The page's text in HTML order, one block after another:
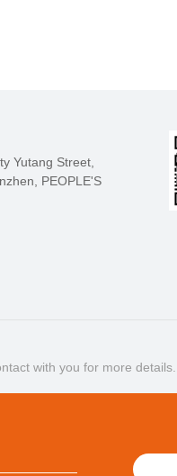
Yutang Street,
PEOPLE'S
with you for more details.